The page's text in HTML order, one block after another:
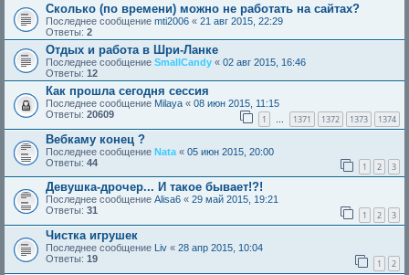
Сколько (по времени) можно не работать на сайтах?
Последнее сообщение mti2006 « 21 авг 2015, 22:29
Ответы: 2
Отдых и работа в Шри-Ланке
Последнее сообщение SmallCandy « 02 авг 2015, 16:46
Ответы: 12
Как прошла сегодня сессия
Последнее сообщение Milaya « 08 июн 2015, 11:15
Ответы: 20609 1 … 1371 1372 1373 1374
Вебкаму конец ?
Последнее сообщение Nata « 05 июн 2015, 20:00
Ответы: 44 1 2 3
Девушка-дрочер... И такое бывает!?!
Последнее сообщение Alisa6 « 29 май 2015, 19:21
Ответы: 31 1 2 3
Чистка игрушек
Последнее сообщение Liv « 28 апр 2015, 10:04
Ответы: 19 1 2